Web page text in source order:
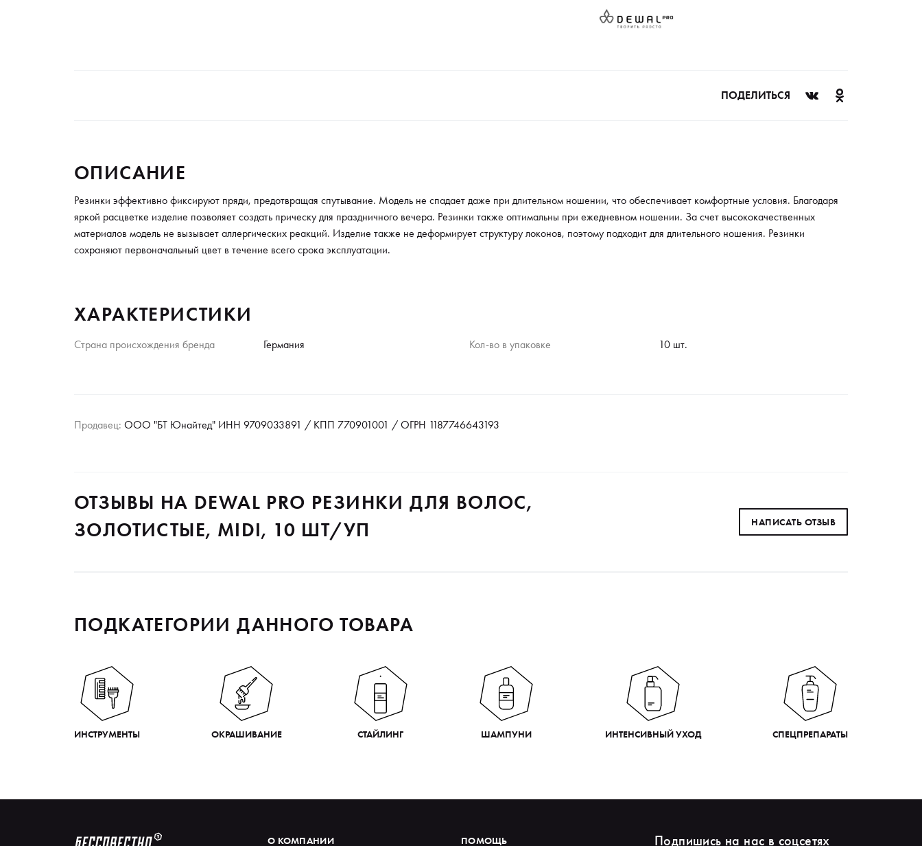
высококачественных материалов модель не вызывает
аллергических реакций. Изделие также не деформирует
ПОДЕЛИТЬСЯ
ОПИСАНИЕ
Резинки эффективно фиксируют пряди, предотвращая спутывание. Модель не спадает даже при длительном ношении, что обеспечивает комфортные условия. Благодаря
яркой расцветке изделие позволяет создать прическу для праздничного вечера. Резинки также оптимальны при ежедневном ношении. За счет высококачественных
материалов модель не вызывает аллергических реакций. Изделие также не деформирует структуру локонов, поэтому подходит для длительного ношения. Резинки
сохраняют первоначальный цвет в течение всего срока эксплуатации.
ХАРАКТЕРИСТИКИ
Страна происхождения бренда Германия Кол-во в упаковке 10 шт.
Продавец: ООО "БТ Юнайтед" ИНН 9709033891 / КПП 770901001 / ОГРН 1187746643193
ОТЗЫВЫ НА DEWAL PRO РЕЗИНКИ ДЛЯ ВОЛОС,
ЗОЛОТИСТЫЕ, MIDI, 10 ШТ/УП
НАПИСАТЬ ОТЗЫВ
ПОДКАТЕГОРИИ ДАННОГО ТОВАРА
ИНСТРУМЕНТЫ ОКРАШИВАНИЕ СТАЙЛИНГ ШАМПУНИ ИНТЕНСИВНЫЙ УХОД СПЕЦПРЕПАРАТЫ
О КОМПАНИИ ПОМОЩЬ Подпишись на нас в соцсетях